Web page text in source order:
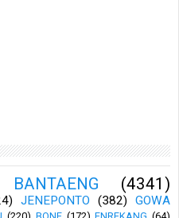
BANTAENG (4341)
JENEPONTO (382)
GOWA